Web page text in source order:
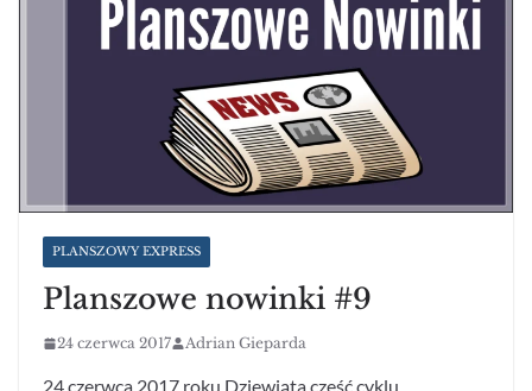
PLANSZOWY EXPRESS
Planszowe nowinki #9
24 czerwca 2017 Adrian Gieparda
24 czerwca 2017 roku Dziewiąta część cyklu